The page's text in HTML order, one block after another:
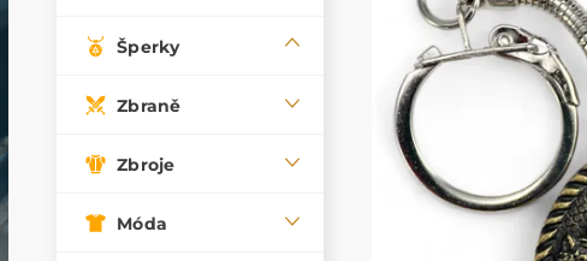
Šperky
Zbraně
Zbroje
Móda